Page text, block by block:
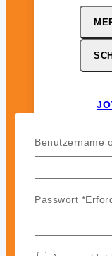
Benutzername
Passwort *